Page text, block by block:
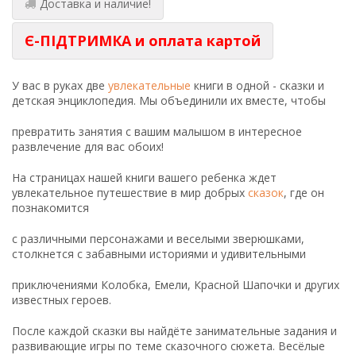
Доставка и наличие!
Є-ПІДТРИМКА и оплата картой
У вас в руках две увлекательные книги в одной - сказки и
детская энциклопедия. Мы объединили их вместе, чтобы
превратить занятия с вашим малышом в интересное
развлечение для вас обоих!
На страницах нашей книги вашего ребенка ждет
увлекательное путешествие в мир добрых сказок, где он
познакомится
с различными персонажами и веселыми зверюшками,
столкнется с забавными историями и удивительными
приключениями Колобка, Емели, Красной Шапочки и других
известных героев.
После каждой сказки вы найдёте занимательные задания и
развивающие игры по теме сказочного сюжета. Весёлые